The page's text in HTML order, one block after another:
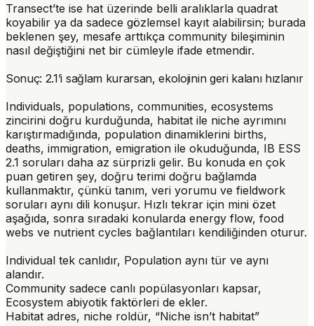
Transect’te ise hat üzerinde belli aralıklarla quadrat
koyabilir ya da sadece gözlemsel kayıt alabilirsin; burada
beklenen şey, mesafe arttıkça community bileşiminin
nasıl değiştiğini net bir cümleyle ifade etmendir.
Sonuç: 2.1’i sağlam kurarsan, ekolojinin geri kalanı hızlanır
Individuals, populations, communities, ecosystems
zincirini doğru kurduğunda, habitat ile niche ayrımını
karıştırmadığında, population dinamiklerini births,
deaths, immigration, emigration ile okuduğunda, IB ESS
2.1 soruları daha az sürprizli gelir. Bu konuda en çok
puan getiren şey, doğru terimi doğru bağlamda
kullanmaktır, çünkü tanım, veri yorumu ve fieldwork
soruları aynı dili konuşur. Hızlı tekrar için mini özet
aşağıda, sonra sıradaki konularda energy flow, food
webs ve nutrient cycles bağlantıları kendiliğinden oturur.
Individual tek canlıdır, Population aynı tür ve aynı
alandır.
Community sadece canlı popülasyonları kapsar,
Ecosystem abiyotik faktörleri de ekler.
Habitat adres, niche roldür, “Niche isn’t habitat”